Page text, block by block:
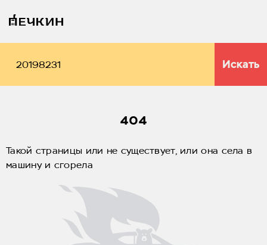
Искать
404
Такой страницы или не существует, или она села в
машину и сгорела